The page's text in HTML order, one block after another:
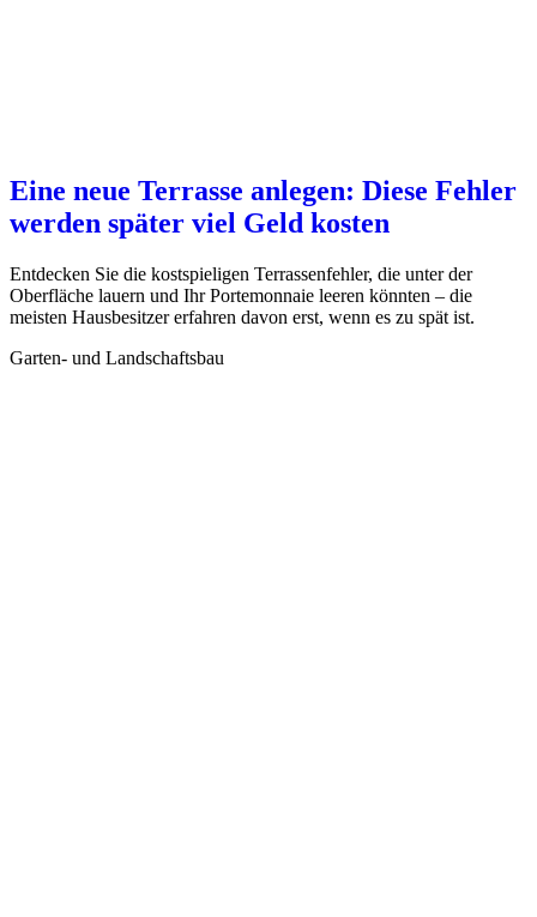
Eine neue Terrasse anlegen: Diese Fehler
werden später viel Geld kosten
Entdecken Sie die kostspieligen Terrassenfehler, die unter der
Oberfläche lauern und Ihr Portemonnaie leeren könnten – die
meisten Hausbesitzer erfahren davon erst, wenn es zu spät ist.
Garten- und Landschaftsbau